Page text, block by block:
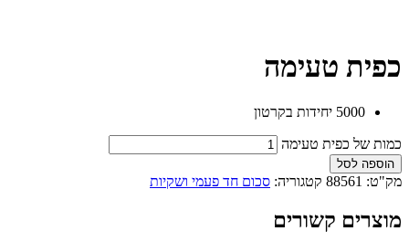
כפית טעימה
5000 יחידות בקרטון
כמות של כפית טעימה
הוספה לסל
מק"ט: 88561 קטגוריה: סכום חד פעמי ושקיות
מוצרים קשורים